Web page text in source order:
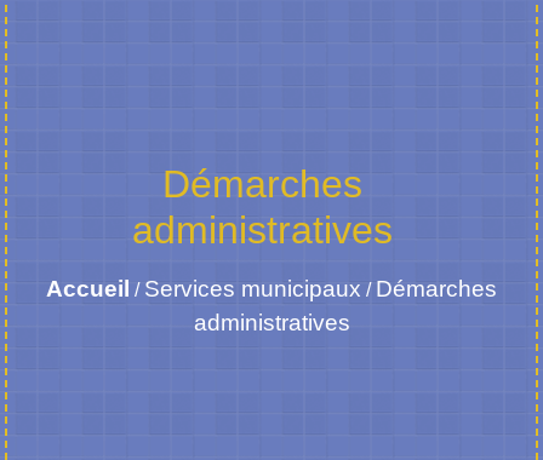
Démarches
administratives
Accueil / Services municipaux / Démarches
administratives